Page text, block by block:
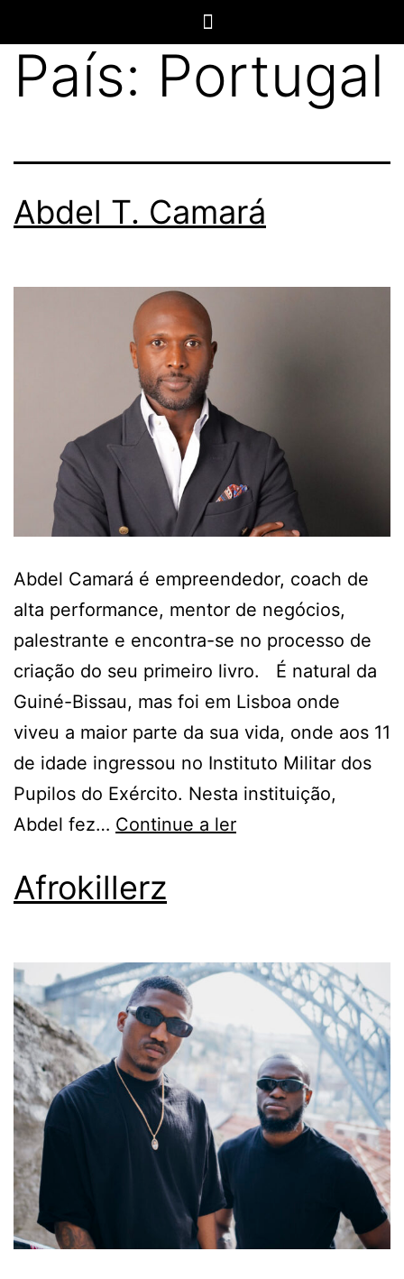
País: Portugal
Abdel T. Camará
Abdel Camará é empreendedor, coach de
alta performance, mentor de negócios,
palestrante e encontra-se no processo de
criação do seu primeiro livro. É natural da
Guiné-Bissau, mas foi em Lisboa onde
viveu a maior parte da sua vida, onde aos 11
de idade ingressou no Instituto Militar dos
Pupilos do Exército. Nesta instituição,
Abdel fez… Continue a ler
Afrokillerz